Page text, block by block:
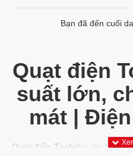
Bạn đã đến cuối
Quạt điện
suất lớn,
mát |
Quạt điện Toshiba
vận hành